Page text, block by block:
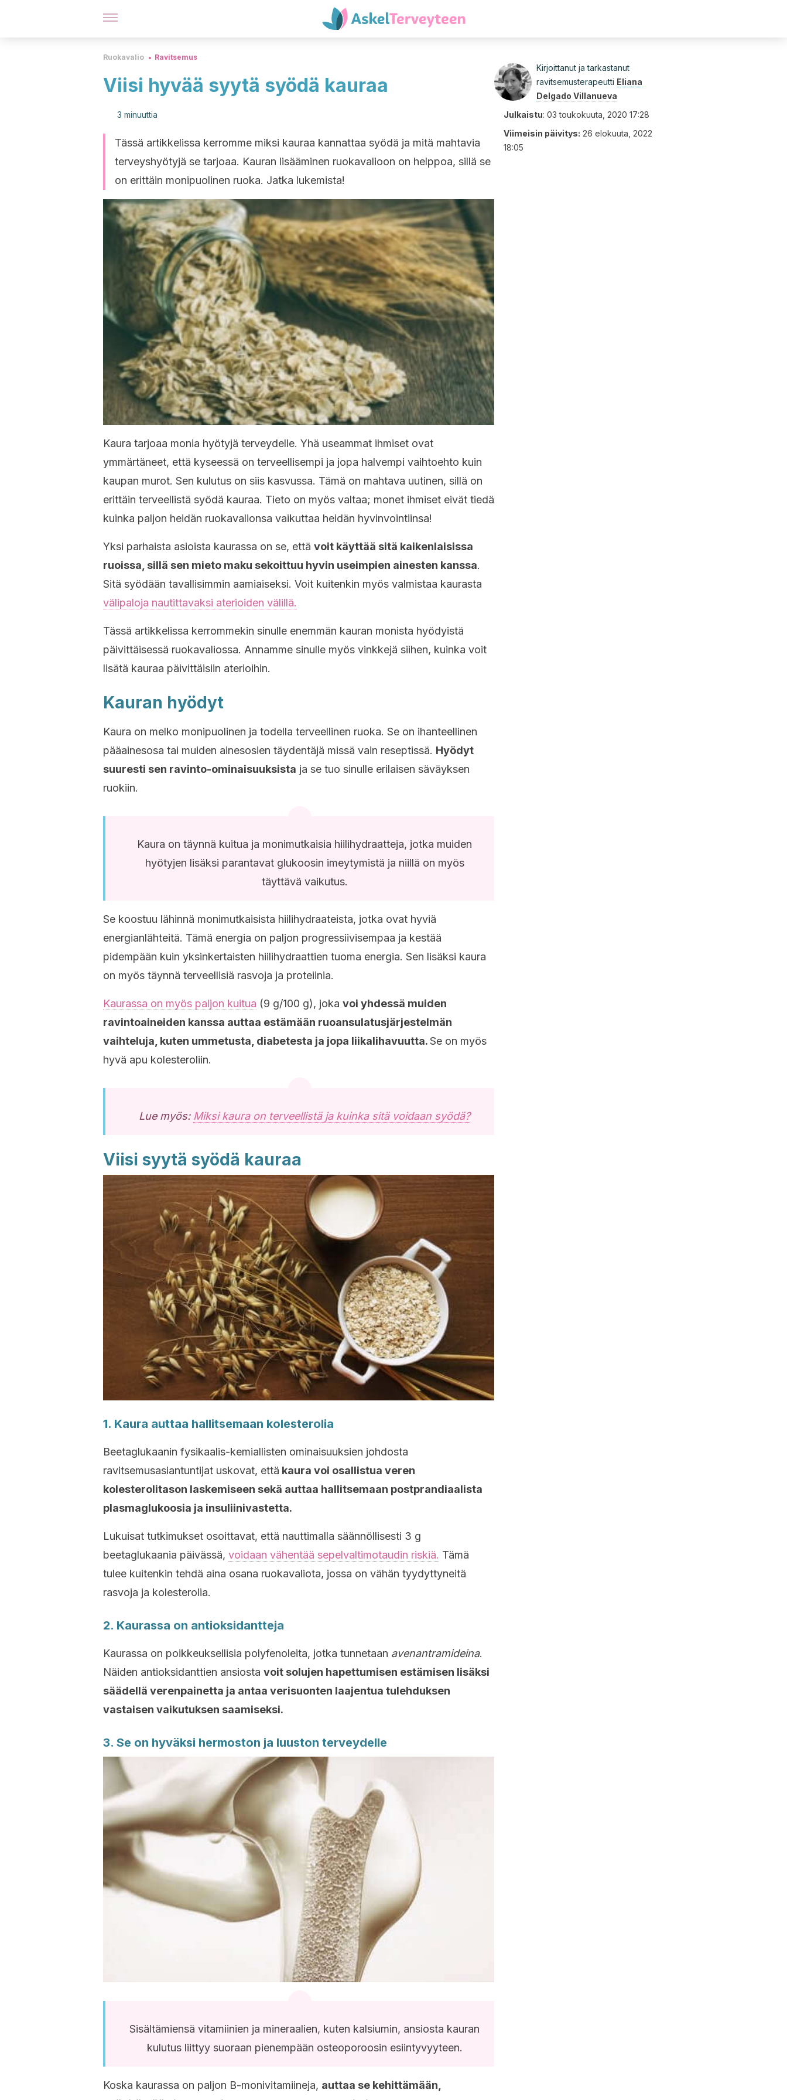
Ruokavalio Ravitsemus
Viisi hyvää syytä syödä kauraa
3 minuuttia
Tässä artikkelissa kerromme miksi kauraa kannattaa syödä ja mitä mahtavia
terveyshyötyjä se tarjoaa. Kauran lisääminen ruokavalioon on helppoa, sillä se
on erittäin monipuolinen ruoka. Jatka lukemista!
Kaura tarjoaa monia hyötyjä terveydelle. Yhä useammat ihmiset ovat
ymmärtäneet, että kyseessä on terveellisempi ja jopa halvempi vaihtoehto kuin
kaupan murot. Sen kulutus on siis kasvussa. Tämä on mahtava uutinen, sillä on
erittäin terveellistä syödä kauraa. Tieto on myös valtaa; monet ihmiset eivät tiedä
kuinka paljon heidän ruokavalionsa vaikuttaa heidän hyvinvointiinsa!
Yksi parhaista asioista kaurassa on se, että voit käyttää sitä kaikenlaisissa
ruoissa, sillä sen mieto maku sekoittuu hyvin useimpien ainesten kanssa.
Sitä syödään tavallisimmin aamiaiseksi. Voit kuitenkin myös valmistaa kaurasta
välipaloja nautittavaksi aterioiden välillä.
Tässä artikkelissa kerrommekin sinulle enemmän kauran monista hyödyistä
päivittäisessä ruokavaliossa. Annamme sinulle myös vinkkejä siihen, kuinka voit
lisätä kauraa päivittäisiin aterioihin.
Kauran hyödyt
Kaura on melko monipuolinen ja todella terveellinen ruoka. Se on ihanteellinen
pääainesosa tai muiden ainesosien täydentäjä missä vain reseptissä. Hyödyt
suuresti sen ravinto-ominaisuuksista ja se tuo sinulle erilaisen säväyksen
ruokiin.
Kaura on täynnä kuitua ja monimutkaisia hiilihydraatteja, jotka muiden
hyötyjen lisäksi parantavat glukoosin imeytymistä ja niillä on myös
täyttävä vaikutus.
Se koostuu lähinnä monimutkaisista hiilihydraateista, jotka ovat hyviä
energianlähteitä. Tämä energia on paljon progressiivisempaa ja kestää
pidempään kuin yksinkertaisten hiilihydraattien tuoma energia. Sen lisäksi kaura
on myös täynnä terveellisiä rasvoja ja proteiinia.
Kaurassa on myös paljon kuitua (9 g/100 g), joka voi yhdessä muiden
ravintoaineiden kanssa auttaa estämään ruoansulatusjärjestelmän
vaihteluja, kuten ummetusta, diabetesta ja jopa liikalihavuutta.Se on myös
hyvä apu kolesteroliin.
Lue myös: Miksi kaura on terveellistä ja kuinka sitä voidaan syödä?
Viisi syytä syödä kauraa
1. Kaura auttaa hallitsemaan kolesterolia
Beetaglukaanin fysikaalis-kemiallisten ominaisuuksien johdosta
ravitsemusasiantuntijat uskovat, että kaura voi osallistua veren
kolesterolitason laskemiseen sekä auttaa hallitsemaan postprandiaalista
plasmaglukoosia ja insuliinivastetta.
Lukuisat tutkimukset osoittavat, että nauttimalla säännöllisesti 3 g
beetaglukaania päivässä, voidaan vähentää sepelvaltimotaudin riskiä. Tämä
tulee kuitenkin tehdä aina osana ruokavaliota, jossa on vähän tyydyttyneitä
rasvoja ja kolesterolia.
2. Kaurassa on antioksidantteja
Kaurassa on poikkeuksellisia polyfenoleita, jotka tunnetaan avenantramideina.
Näiden antioksidanttien ansiosta voit solujen hapettumisen estämisen lisäksi
säädellä verenpainetta ja antaa verisuonten laajentua tulehduksen
vastaisen vaikutuksen saamiseksi.
3. Se on hyväksi hermoston ja luuston terveydelle
Sisältämiensä vitamiinien ja mineraalien, kuten kalsiumin, ansiosta kauran
kulutus liittyy suoraan pienempään osteoporoosin esiintyvyyteen.
Koska kaurassa on paljon B-monivitamiineja, auttaa se kehittämään,
Kirjoittanut ja tarkastanut
ravitsemusterapeutti Eliana
Delgado Villanueva
Julkaistu: 03 toukokuuta, 2020 17:28
Viimeisin päivitys: 26 elokuuta, 2022
18:05